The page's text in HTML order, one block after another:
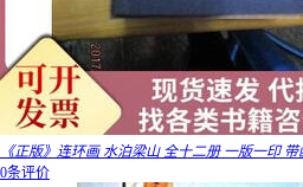
《正版》连环画 水泊梁山 全十二册 一版一印
0条评价